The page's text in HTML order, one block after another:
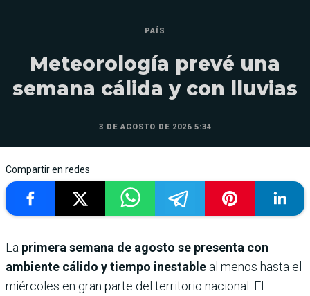
PAÍS
Meteorología prevé una
semana cálida y con lluvias
3 DE AGOSTO DE 2026 5:34
Compartir en redes
La primera semana de agosto se presenta con
ambiente cálido y tiempo inestable al menos hasta el
miércoles en gran parte del territorio nacional. El